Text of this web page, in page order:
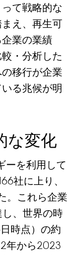
て戦略的な
え、再生可
業の業績
・分析した
移行が企業
る兆候が明
な変化
ーを利用して
社に上り、
。これら企業
、世界の時
時点）の約
年から2023